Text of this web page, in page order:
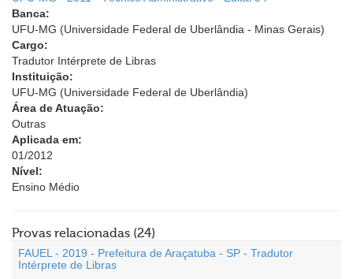
Banca:
UFU-MG (Universidade Federal de Uberlândia - Minas Gerais)
Cargo:
Tradutor Intérprete de Libras
Instituição:
UFU-MG (Universidade Federal de Uberlândia)
Área de Atuação:
Outras
Aplicada em:
01/2012
Nível:
Ensino Médio
Provas relacionadas (24)
FAUEL - 2019 - Prefeitura de Araçatuba - SP - Tradutor
Intérprete de Libras